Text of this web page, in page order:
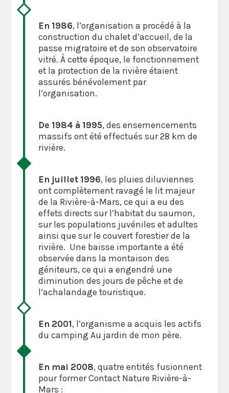
En 1986, l’organisation a procédé à la
construction du chalet d’accueil, de la
passe migratoire et de son observatoire
vitré. À cette époque, le fonctionnement
et la protection de la rivière étaient
assurés bénévolement par
l’organisation.
De 1984 à 1995, des ensemencements
massifs ont été effectués sur 28 km de
rivière.
En juillet 1996, les pluies diluviennes
ont complètement ravagé le lit majeur
de la Rivière-à-Mars, ce qui a eu des
effets directs sur l’habitat du saumon,
sur les populations juvéniles et adultes
ainsi que sur le couvert forestier de la
rivière. Une baisse importante a été
observée dans la montaison des
géniteurs, ce qui a engendré une
diminution des jours de pêche et de
l’achalandage touristique.
En 2001, l’organisme a acquis les actifs
du camping Au jardin de mon père.
En mai 2008, quatre entités fusionnent
pour former Contact Nature Rivière-à-
Mars :